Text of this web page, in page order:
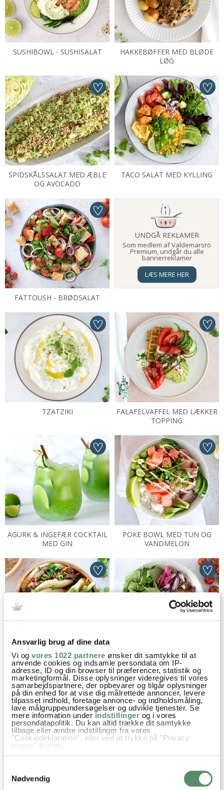
Ansvarlig brug af dine data
Vi og vores 1022 partnere ønsker dit samtykke til at
anvende cookies og indsamle persondata om IP-
adresse, ID og din browser til præferencer, statistik og
marketingformål. Disse oplysninger videregives til vores
samarbejdspartnere, der opbevarer og tilgår oplysninger
på din enhed for at vise dig målrettede annoncer, levere
tilpasset indhold, foretage annonce- og indholdsmåling,
lave målgruppeundersøgelser og udvikle tjenester. Se
mere information under indstillinger og i vores
persondatapolitik. Du kan altid trække dit samtykke
tilbage eller ændre indstillinger fra vores
"Cookiedeklaration", eller ved at trykke på "Privacy
trigger" ikonet.
Indsamle præcise oplysninger om din placering,
der kan være nøjagtig inden for få meter
Identificere din enhed baseret på en scanning af
Nødvendig
SUSHIBOWL - SUSHISALAT
HAKKEBØFFER MED BLØDE
LØG
SPIDSKÅLSSALAT MED ÆBLE
OG AVOCADO
TACO SALAT MED KYLLING
FATTOUSH - BRØDSALAT
UNDGÅ REKLAMER
Som medlem af Valdemarsro
Premium, undgår du alle
bannerreklamer
LÆS MERE HER
TZATZIKI
FALAFELVAFFEL MED LÆKKER
TOPPING
AGURK & INGEFÆR COCKTAIL
MED GIN
POKE BOWL MED TUN OG
VANDMELON
DAMPEDE BAO MED
NAKKEKOTELET
MEXI BOWL
GIN OG TONIC
FISKEBURGER MED